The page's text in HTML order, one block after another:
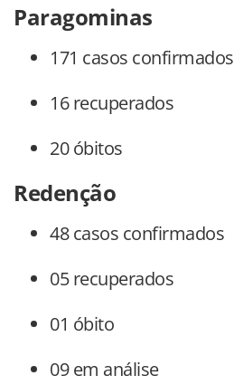
Paragominas
171 casos confirmados
16 recuperados
20 óbitos
Redenção
48 casos confirmados
05 recuperados
01 óbito
09 em análise